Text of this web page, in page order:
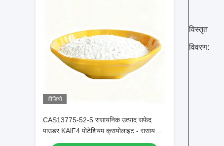
वीडियो
CAS13775-52-5 रासायनिक उत्पाद सफेद
पाउडर KAlF4 पोटेशियम क्रायोलाइट - रासायनिक
उद्योगों में क्षमता का अनावरण
विस्तृत
विवरण: